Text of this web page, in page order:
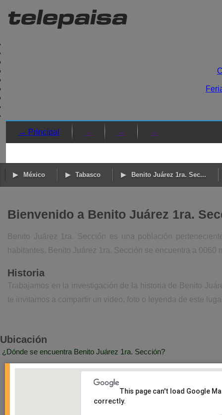
→ Principal → → →
México Tabasco Benito Juárez 1ra. Sec...
Bienvenido a Benito Juárez 1ra.
Benito Juárez 1ra. Sección es una población
habitantes. Benito Juárez 1ra. Sección se encuentra a 0060
Historia
Trabajamos en la investigación de la historia de Benito
te invitamos a compartir un video, foto o leyenda de este
Ubicación
¿Dónde se encuentra Benito Juárez 1ra. Sección?
This page can't load Google
correctly.